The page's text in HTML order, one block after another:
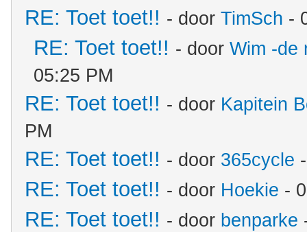
RE: Toet toet!! - door TimSch -
RE: Toet toet!! - door Wim -de
05:25 PM
RE: Toet toet!! - door Kapitein
PM
RE: Toet toet!! - door 365cycle
RE: Toet toet!! - door Hoekie -
RE: Toet toet!! - door benparke